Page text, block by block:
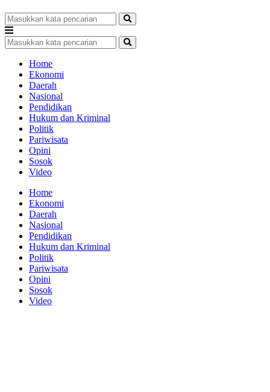
Home
Ekonomi
Daerah
Nasional
Pendidikan
Hukum dan Kriminal
Politik
Pariwisata
Opini
Sosok
Video
Home
Ekonomi
Daerah
Nasional
Pendidikan
Hukum dan Kriminal
Politik
Pariwisata
Opini
Sosok
Video